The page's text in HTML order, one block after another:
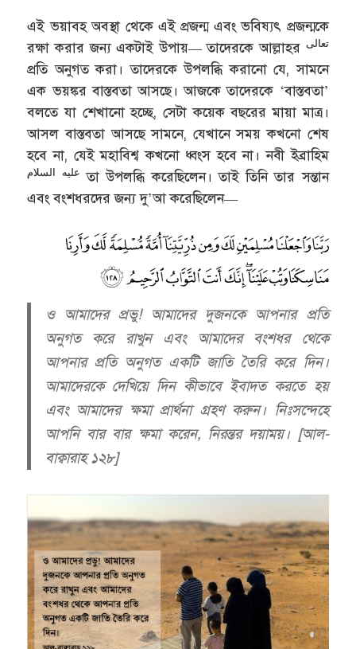
এই ভয়াবহ অবস্থা থেকে এই প্রজন্ম এবং ভবিষ্যৎ প্রজন্মকে
রক্ষা করার জন্য একটাই উপায়— তাদেরকে আল্লাহর تعالى
প্রতি অনুগত করা। তাদেরকে উপলব্ধি করানো যে, সামনে
এক ভয়ঙ্কর বাস্তবতা আসছে। আজকে তাদেরকে ‘বাস্তবতা’
বলতে যা শেখানো হচ্ছে, সেটা কয়েক বছরের মায়া মাত্র।
আসল বাস্তবতা আসছে সামনে, যেখানে সময় কখনো শেষ
হবে না, যেই মহাবিশ্ব কখনো ধ্বংস হবে না। নবী ইব্রাহিম
عليه السلام তা উপলব্ধি করেছিলেন। তাই তিনি তার সন্তান
এবং বংশধরদের জন্য দু’আ করেছিলেন—
ও আমাদের প্রভু! আমাদের দুজনকে আপনার প্রতি
অনুগত করে রাখুন এবং আমাদের বংশধর থেকে
আপনার প্রতি অনুগত একটি জাতি তৈরি করে দিন।
আমাদেরকে দেখিয়ে দিন কীভাবে ইবাদত করতে হয়
এবং আমাদের ক্ষমা প্রার্থনা গ্রহণ করুন। নিঃসন্দেহে
আপনি বার বার ক্ষমা করেন, নিরন্তর দয়াময়। [আল-
বাক্বারাহ ১২৮]